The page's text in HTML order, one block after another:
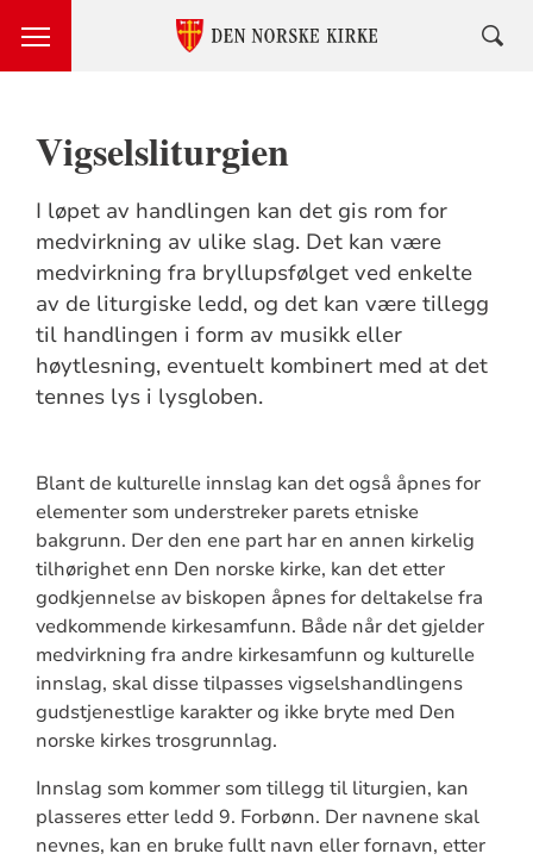
Vigselsliturgien
I løpet av handlingen kan det gis rom for
medvirkning av ulike slag. Det kan være
medvirkning fra bryllupsfølget ved enkelte
av de liturgiske ledd, og det kan være tillegg
til handlingen i form av musikk eller
høytlesning, eventuelt kombinert med at det
tennes lys i lysgloben.
Blant de kulturelle innslag kan det også åpnes for
elementer som understreker parets etniske
bakgrunn. Der den ene part har en annen kirkelig
tilhørighet enn Den norske kirke, kan det etter
godkjennelse av biskopen åpnes for deltakelse fra
vedkommende kirkesamfunn. Både når det gjelder
medvirkning fra andre kirkesamfunn og kulturelle
innslag, skal disse tilpasses vigselshandlingens
gudstjenestlige karakter og ikke bryte med Den
norske kirkes trosgrunnlag.
Innslag som kommer som tillegg til liturgien, kan
plasseres etter ledd 9. Forbønn. Der navnene skal
nevnes, kan en bruke fullt navn eller fornavn, etter